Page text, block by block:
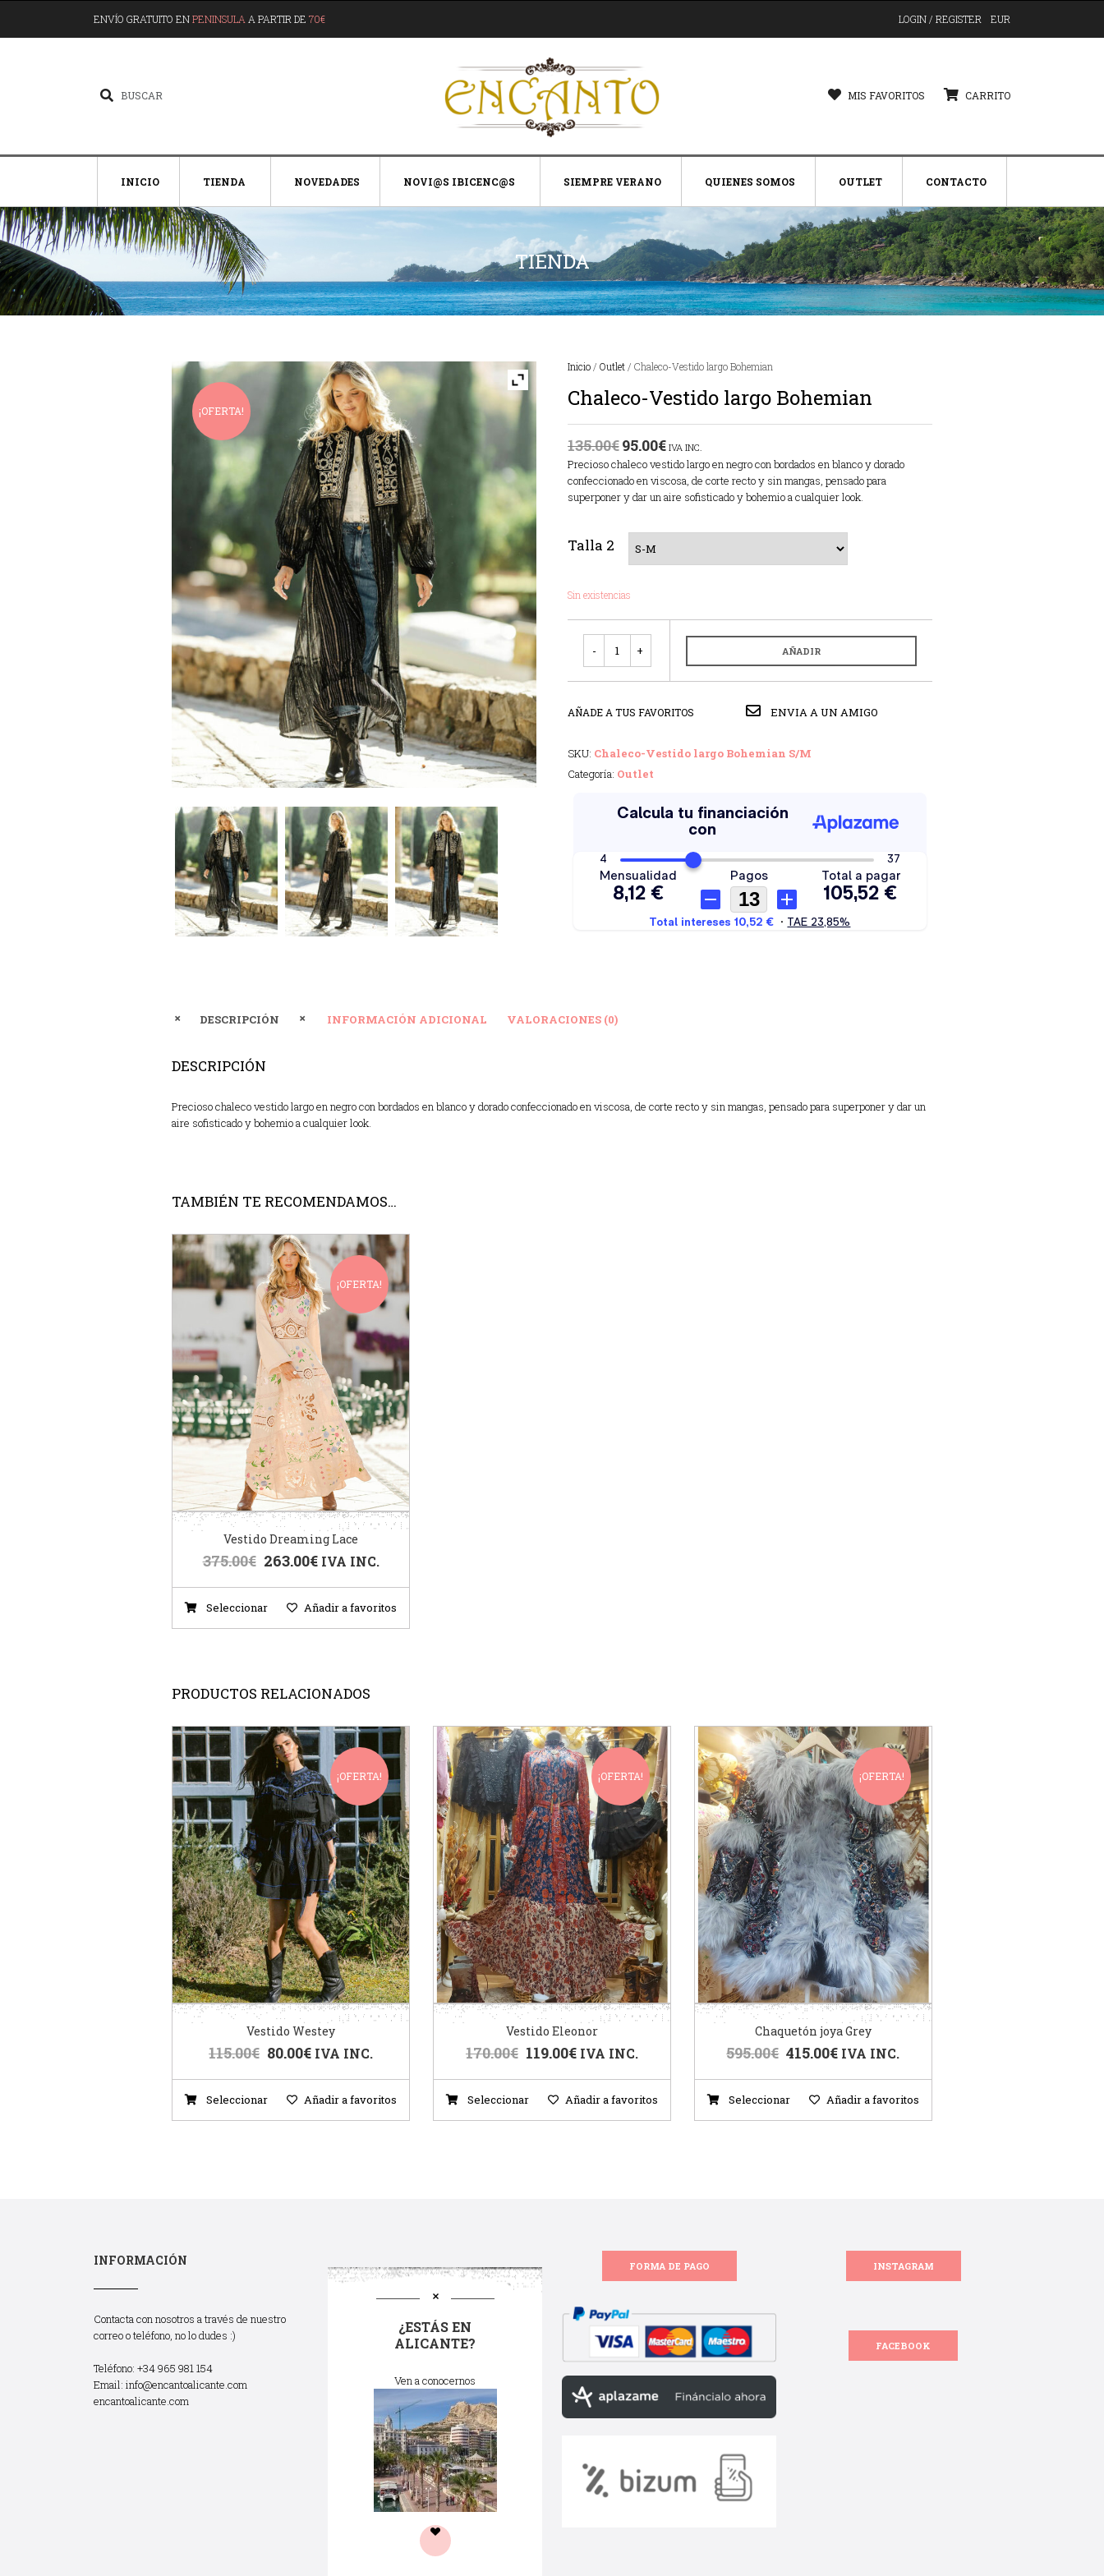
ENVÍO GRATUITO ENPENINSULA A PARTIR DE 70€ LOGIN / REGISTER EUR
MIS FAVORITOS CARRITO
INICIO TIENDA NOVEDADES NOVI@S IBICENC@S SIEMPRE VERANO QUIENES SOMOS OUTLET CONTACTO
TIENDA
¡OFERTA!
Inicio/ Outlet/ Chaleco-Vestido largo Bohemian
Chaleco-Vestido largo Bohemian
135.00€95.00€ IVA INC.
Precioso chaleco vestido largo en negro con bordados en blanco y dorado
confeccionado en viscosa, de corte recto y sin mangas, pensado para
superponer y dar un aire sofisticado y bohemio a cualquier look.
Talla 2
Sin existencias
AÑADIR
AÑADE A TUS FAVORITOS ENVIA A UN AMIGO
SKU: Chaleco-Vestido largo Bohemian S/M
Categoría: Outlet
DESCRIPCIÓN INFORMACIÓN ADICIONAL VALORACIONES (0)
DESCRIPCIÓN
Precioso chaleco vestido largo en negro con bordados en blanco y dorado confeccionado en viscosa, de corte recto y sin mangas, pensado para superponer y dar un
aire sofisticado y bohemio a cualquier look.
TAMBIÉN TE RECOMENDAMOS…
¡OFERTA!
Vestido Dreaming Lace
375.00€ 263.00€ IVA INC.
Seleccionar Añadir a favoritos
PRODUCTOS RELACIONADOS
¡OFERTA!
Vestido Westey
115.00€ 80.00€ IVA INC.
Seleccionar Añadir a favoritos
¡OFERTA!
Vestido Eleonor
170.00€ 119.00€ IVA INC.
Seleccionar Añadir a favoritos
¡OFERTA!
Chaquetón joya Grey
595.00€ 415.00€ IVA INC.
Seleccionar Añadir a favoritos
INFORMACIÓN
Contacta con nosotros a través de nuestro
correo o teléfono, no lo dudes :)
Teléfono: +34 965 981 154
Email: info@encantoalicante.com
encantoalicante.com
¿ESTÁS EN
ALICANTE?
Ven a conocernos
FORMA DE PAGO INSTAGRAM
FACEBOOK